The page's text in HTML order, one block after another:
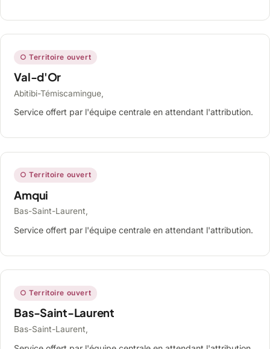
○ Territoire ouvert
Val-d'Or
Abitibi-Témiscamingue,
Service offert par l'équipe centrale en attendant l'attribution.
○ Territoire ouvert
Amqui
Bas-Saint-Laurent,
Service offert par l'équipe centrale en attendant l'attribution.
○ Territoire ouvert
Bas-Saint-Laurent
Bas-Saint-Laurent,